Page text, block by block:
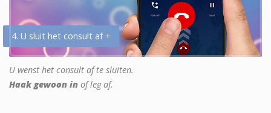
4. U sluit het consult af +
U wenst het consult af te sluiten.
Haak gewoon in of leg af.